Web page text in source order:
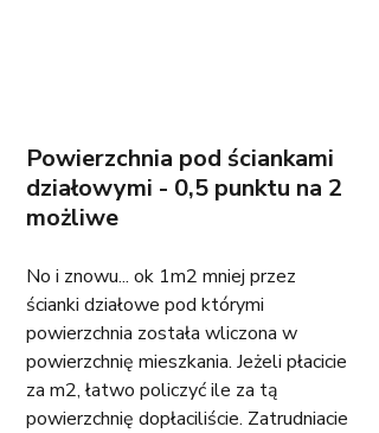
Powierzchnia pod ściankami
działowymi - 0,5 punktu na 2
możliwe
No i znowu... ok 1m2 mniej przez
ścianki działowe pod którymi
powierzchnia została wliczona w
powierzchnię mieszkania. Jeżeli płacicie
za m2, łatwo policzyć ile za tą
powierzchnię dopłaciliście. Zatrudniacie